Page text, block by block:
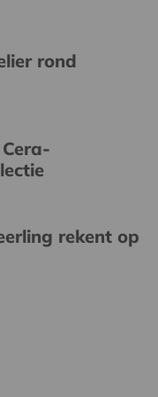
rond
rekent op